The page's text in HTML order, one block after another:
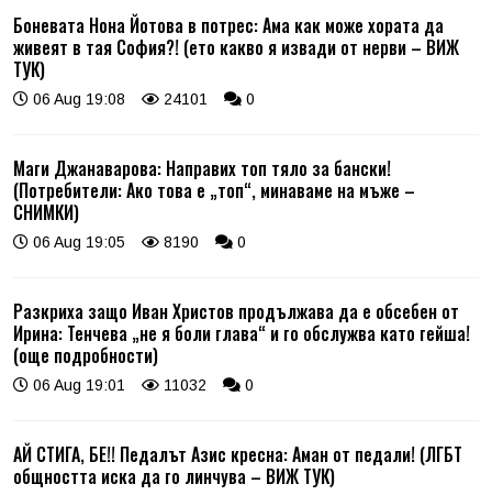
Боневата Нона Йотова в потрес: Ама как може хората да
живеят в тая София?! (ето какво я извади от нерви – ВИЖ
ТУК)
06 Aug 19:08 24101 0
Маги Джанаварова: Направих топ тяло за бански!
(Потребители: Ако това е „топ“, минаваме на мъже –
СНИМКИ)
06 Aug 19:05 8190 0
Разкриха защо Иван Христов продължава да е обсебен от
Ирина: Тенчева „не я боли глава“ и го обслужва като гейша!
(още подробности)
06 Aug 19:01 11032 0
АЙ СТИГА, БЕ!! Педалът Азис кресна: Аман от педали! (ЛГБТ
общността иска да го линчува – ВИЖ ТУК)